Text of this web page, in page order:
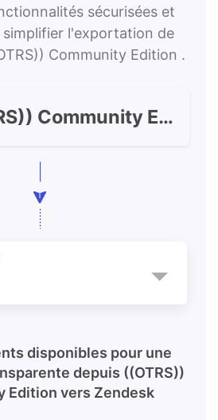
sécurisées et
l'exportation de
Community Edition .
((OTRS)) Community Edition
disponibles pour une
depuis ((OTRS))
Edition vers Zendesk